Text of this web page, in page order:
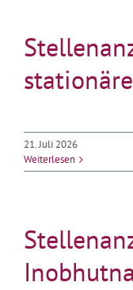
21. Juli 2026
Weiterlesen